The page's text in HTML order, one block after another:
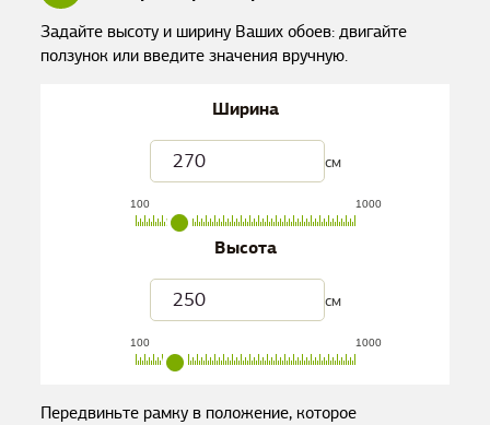
Задайте высоту и ширину Ваших обоев: двигайте
ползунок или введите значения вручную.
Ширина
см
100 1000
Высота
см
100 1000
Передвиньте рамку в положение, которое